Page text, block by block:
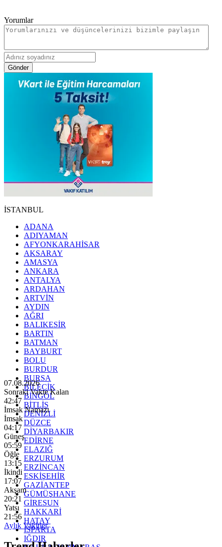
Yorumlar
Gönder
İSTANBUL
ADANA
ADIYAMAN
AFYONKARAHİSAR
AKSARAY
AMASYA
ANKARA
ANTALYA
ARDAHAN
ARTVİN
AYDIN
AĞRI
BALIKESİR
BARTIN
BATMAN
BAYBURT
BOLU
BURDUR
BURSA
BİLECİK
BİNGÖL
BİTLİS
DENİZLİ
DÜZCE
DİYARBAKIR
EDİRNE
ELAZIĞ
ERZURUM
ERZİNCAN
ESKİŞEHİR
GAZİANTEP
GÜMÜŞHANE
GİRESUN
HAKKARİ
HATAY
ISPARTA
IĞDIR
07.08.2026
Sonraki Vakte Kalan
42:46
İmsak Namazı
İmsak
04:17
Güneş
05:59
Öğle
13:15
İkindi
17:07
Akşam
20:21
Yatsı
21:56
Aylık Vakitler